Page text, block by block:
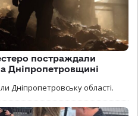
постраждали
Дніпропетровщині
Дніпропетровську області.